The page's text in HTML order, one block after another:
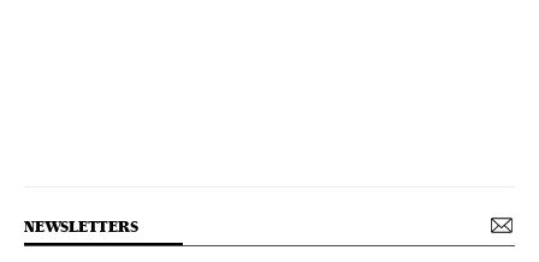
NEWSLETTERS